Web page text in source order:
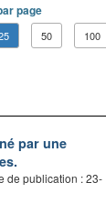
page
50 100
par une
de publication : 23-